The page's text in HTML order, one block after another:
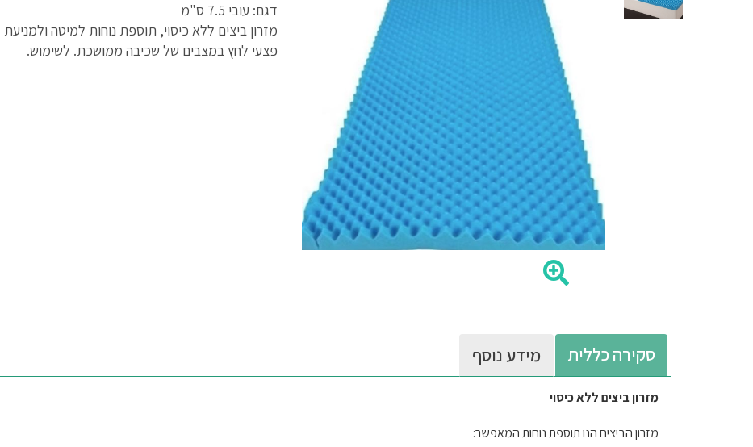
דגם: עובי 7.5 ס"מ
מזרון ביצים ללא כיסוי, תוספת נוחות למיטה ולמניעת
פצעי לחץ במצבים של שכיבה ממושכת. לשימוש.
סקירה כללית מידע נוסף
מזרון ביצים ללא כיסוי
מזרון הביצים הנו תוספת נוחות המאפשר: